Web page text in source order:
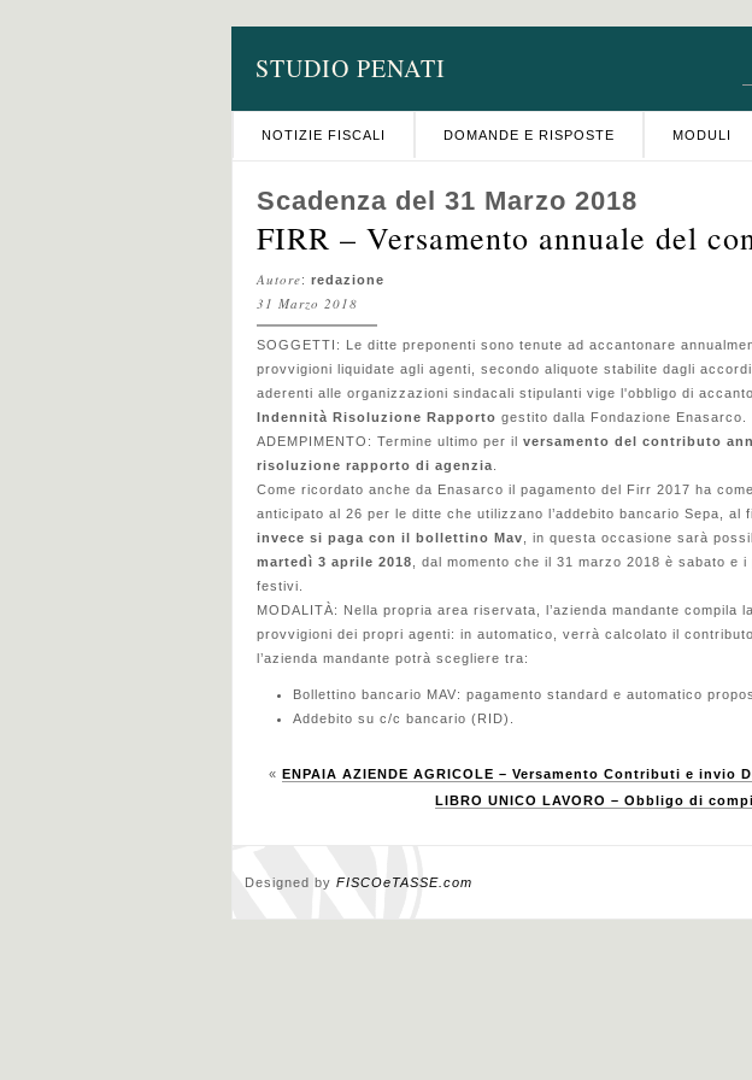
STUDIO PENATI
NOTIZIE FISCALI DOMANDE E RISPOSTE MODULI
Scadenza del 31 Marzo 2018
FIRR – Versamento annuale del
Autore: redazione
31 Marzo 2018
SOGGETTI: Le ditte preponenti sono tenute ad accantonare
provvigioni liquidate agli agenti, secondo aliquote stabilite dagli
aderenti alle organizzazioni sindacali stipulanti vige l'obbligo di
Indennità Risoluzione Rapporto gestito dalla Fondazione Enasarco.
ADEMPIMENTO: Termine ultimo per il versamento del contributo
risoluzione rapporto di agenzia
Come ricordato anche da Enasarco il pagamento del Firr 2017 ha
anticipato al 26 per le ditte che utilizzano l’addebito bancario Sepa, al
invece si paga con il bollettino Mav , in questa occasione sarà
martedì 3 aprile 2018 , dal momento che il 31 marzo 2018 è sabato e
festivi.
MODALITÀ: Nella propria area riservata, l’azienda mandante compila
provvigioni dei propri agenti: in automatico, verrà calcolato il
l’azienda mandante potrà scegliere tra:
Bollettino bancario MAV: pagamento standard e automatico
Addebito su c/c bancario (RID).
« ENPAIA AZIENDE AGRICOLE – Versamento Contributi e invio
LIBRO UNICO LAVORO – Obbligo di
Designed by FISCOeTASSE.com